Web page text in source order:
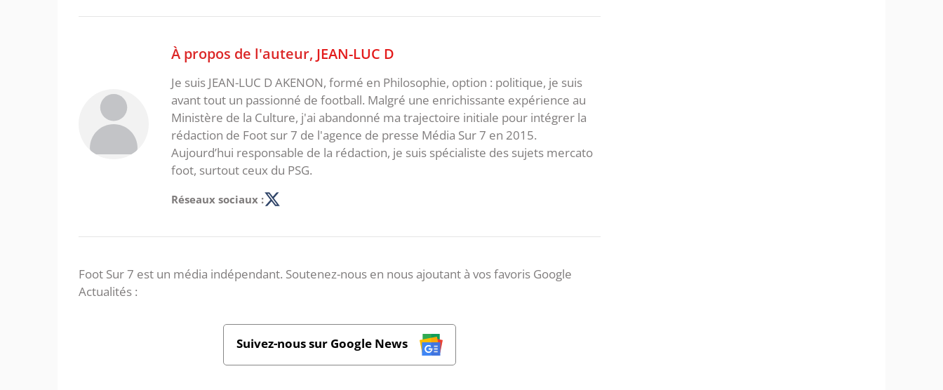
À propos de l'auteur, JEAN-LUC D
Je suis JEAN-LUC D AKENON, formé en Philosophie, option : politique, je suis
avant tout un passionné de football. Malgré une enrichissante expérience au
Ministère de la Culture, j'ai abandonné ma trajectoire initiale pour intégrer la
rédaction de Foot sur 7 de l'agence de presse Média Sur 7 en 2015.
Aujourd’hui responsable de la rédaction, je suis spécialiste des sujets mercato
foot, surtout ceux du PSG.
Réseaux sociaux :
Foot Sur 7 est un média indépendant. Soutenez-nous en nous ajoutant à vos favoris Google
Actualités :
Suivez-nous sur Google News